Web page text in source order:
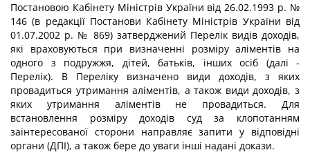
Постановою Кабінету Міністрів України від 26.02.1993 р. №
146 (в редакції Постанови Кабінету Міністрів України від
01.07.2002 p. № 869) затверджений Перелік видів доходів,
які враховуються при визначенні розміру аліментів на
одного з подружжя, дітей, батьків, інших осіб (далі -
Перелік). В Переліку визначено види доходів, з яких
провадиться утримання аліментів, а також види доходів, з
яких утримання аліментів не провадиться. Для
встановлення розміру доходів суд за клопотанням
заінтересованої сторони направляє запити у відповідні
органи (ДПІ), а також бере до уваги інші надані докази.